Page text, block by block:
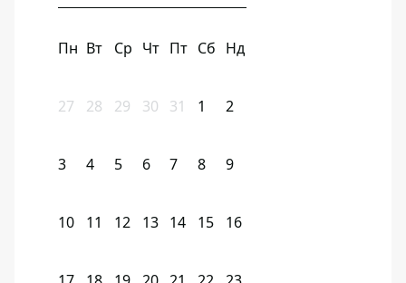
Пн Вт Ср Чт Пт Сб Нд
27 28 29 30 31 1 2
3 4 5 6 7 8 9
10 11 12 13 14 15 16